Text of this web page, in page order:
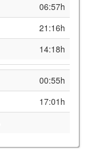
06:57h
21:16h
14:18h
00:55h
17:01h